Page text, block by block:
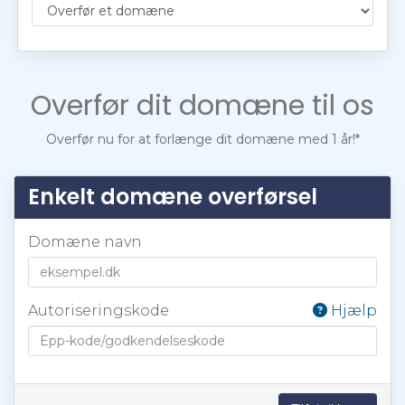
Overfør dit domæne til os
Overfør nu for at forlænge dit domæne med 1 år!*
Enkelt domæne overførsel
Domæne navn
Autoriseringskode Hjælp